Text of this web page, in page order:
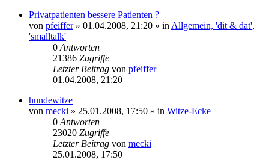
Privatpatienten bessere Patienten ?
von pfeiffer» 01.04.2008, 21:20 » in Allgemein, 'dit & dat',
'smalltalk'
0 Antworten
21386 Zugriffe
Letzter Beitrag von pfeiffer
01.04.2008, 21:20
hundewitze
von mecki » 25.01.2008, 17:50 » in Witze-Ecke
0 Antworten
23020 Zugriffe
Letzter Beitrag von mecki
25.01.2008, 17:50